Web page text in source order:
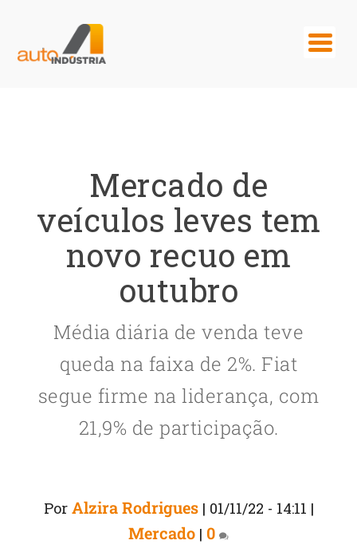
Mercado de
veículos leves tem
novo recuo em
outubro
Média diária de venda teve
queda na faixa de 2%. Fiat
segue firme na liderança, com
21,9% de participação.
Por Alzira Rodrigues| 01/11/22 - 14:11 |
Mercado | 0